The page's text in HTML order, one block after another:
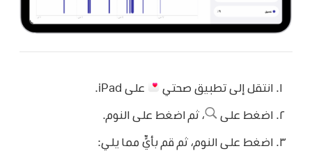
انتقل إلى تطبيق صحتي على iPad.
اضغط على ، ثم اضغط على النوم.
اضغط على النوم، ثم قم بأيٍّ مما يلي: